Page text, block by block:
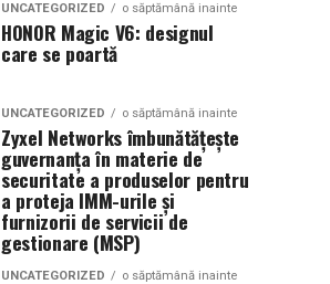
UNCATEGORIZED o săptămână inainte
HONOR Magic V6: designul
care se poartă
UNCATEGORIZED o săptămână inainte
Zyxel Networks îmbunătățește
guvernanța în materie de
securitate a produselor pentru
a proteja IMM-urile și
furnizorii de servicii de
gestionare (MSP)
UNCATEGORIZED o săptămână inainte